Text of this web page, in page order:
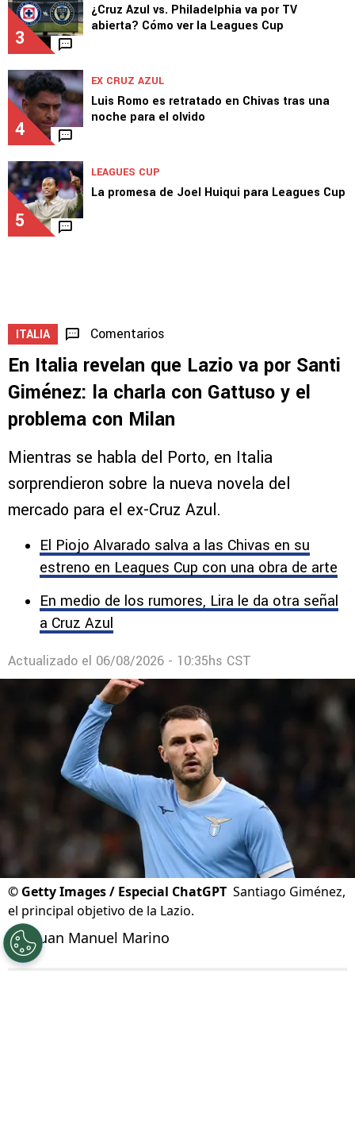
3
¿Cruz Azul vs. Philadelphia va por TV
abierta? Cómo ver la Leagues Cup
4
EX CRUZ AZUL
Luis Romo es retratado en Chivas tras una
noche para el olvido
5
LEAGUES CUP
La promesa de Joel Huiqui para Leagues Cup
ITALIA Comentarios
En Italia revelan que Lazio va por Santi
Giménez: la charla con Gattuso y el
problema con Milan
Mientras se habla del Porto, en Italia
sorprendieron sobre la nueva novela del
mercado para el ex-Cruz Azul.
El Piojo Alvarado salva a las Chivas en su
estreno en Leagues Cup con una obra de arte
En medio de los rumores, Lira le da otra señal
a Cruz Azul
Actualizado el 06/08/2026 - 10:35hs CST
© Getty Images / Especial ChatGPT Santiago Giménez,
el principal objetivo de la Lazio.
Por Juan Manuel Marino